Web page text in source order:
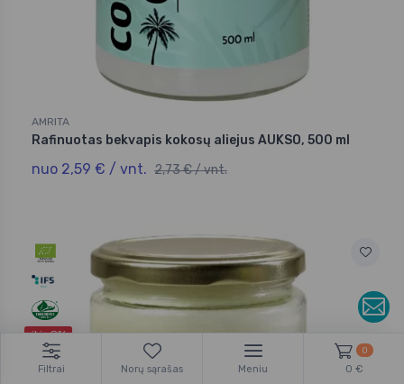
AMRITA
Rafinuotas bekvapis kokosų aliejus AUKSO, 500 ml
nuo 2,59 € / vnt. 2,73 € / vnt.
iki -8%
Filtrai Norų sąrašas Meniu
0
0 €